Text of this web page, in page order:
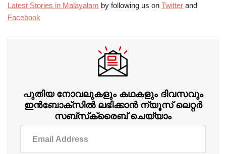
Latest Stories in Malayalam by following us on Twitter and
Facebook
പുതിയ നോവലുകളും കഥകളും ദിവസവും
ഇന്‍ബോക്‌സില്‍ ലഭിക്കാന്‍ ന്യൂസ് ലെറ്റർ
സബ്‌സ്‌ക്രൈബ് ചെയ്യാം